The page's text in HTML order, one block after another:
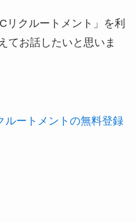
リクルートメント」を利
てお話したいと思いま
ートメントの無料登録